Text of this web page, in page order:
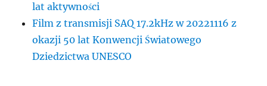
lat aktywności
Film z transmisji SAQ 17.2kHz w 20221116 z
okazji 50 lat Konwencji Światowego
Dziedzictwa UNESCO